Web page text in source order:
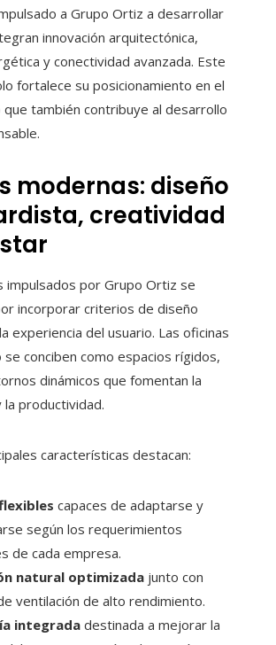
a Grupo Ortiz a desarrollar
innovación arquitectónica,
y conectividad avanzada. Este
fortalece su posicionamiento en el
que también contribuye al desarrollo
modernas: diseño
creatividad
impulsados por Grupo Ortiz se
incorporar criterios de diseño
experiencia del usuario. Las oficinas
se conciben como espacios rígidos,
dinámicos que fomentan la
la productividad.
características destacan:
capaces de adaptarse y
según los requerimientos
de cada empresa.
natural optimizada junto con
ventilación de alto rendimiento.
integrada destinada a mejorar la